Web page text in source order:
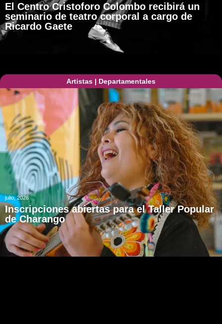
El Centro Cristoforo Colombo recibirá un
seminario de teatro corporal a cargo de
Ricardo Gaete
Artistas | Departamentales
julio, 2026
Inscripciones abiertas para el Taller Popular
de Charango